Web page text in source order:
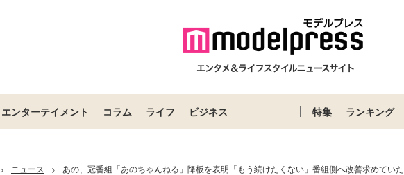
エンターテイメント コラム ライフ ビジネス 特集 ランキング
> ニュース >
あの、冠番組「あのちゃんねる」降板を表明「もう続けたくない」番組側へ改善求めていた